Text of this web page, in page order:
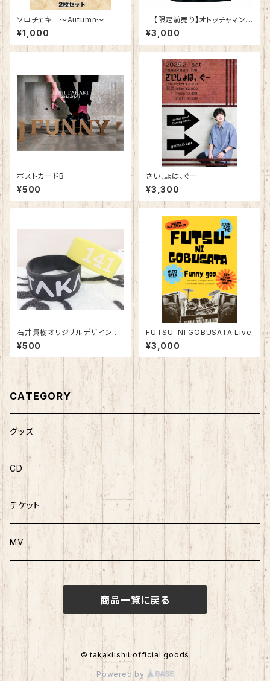
ソロチェキ 〜Autumn〜
¥1,000
【限定前売り】オトッチャマンf
es Tシャツ
¥3,000
ポストカードB
¥500
さいしょは、ぐー
¥3,300
石井貴樹オリジナルデザインラ
バーバンド
¥500
FUTSU-NI GOBUSATA Live
¥3,000
CATEGORY
グッズ
CD
チケット
MV
商品一覧に戻る
© takakiishii official goods
Powered by